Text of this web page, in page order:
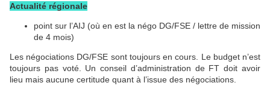
Actualité régionale
point sur l’AIJ (où en est la négo DG/FSE / lettre de mission
de 4 mois)
Les négociations DG/FSE sont toujours en cours. Le budget n’est
toujours pas voté. Un conseil d’administration de FT doit avoir
lieu mais aucune certitude quant à l’issue des négociations.